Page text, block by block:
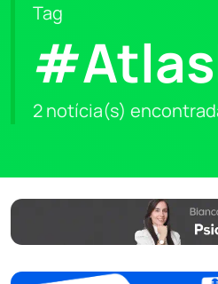
Tag
2 notícia(s)